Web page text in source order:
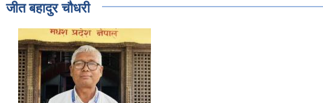
जीत बहादुर चाैधरी